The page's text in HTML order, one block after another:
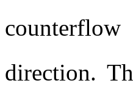
direction.